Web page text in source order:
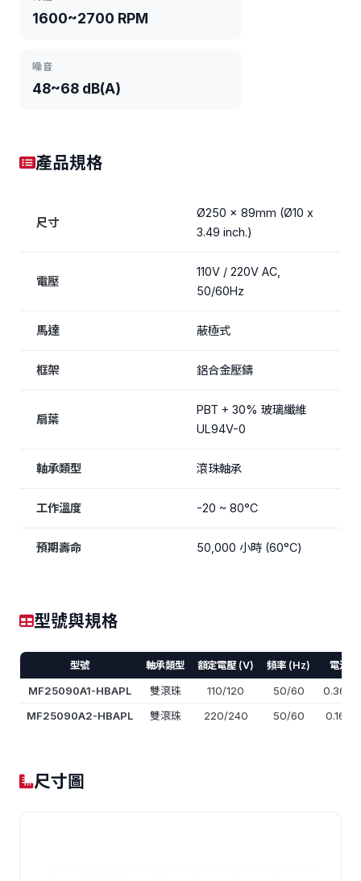
1600~2700 RPM
噪音
48~68 dB(A)
產品規格
尺寸
Ø250 x 89mm (Ø10 x
3.49 inch.)
電壓
110V / 220V AC,
50/60Hz
馬達 蔽極式
框架 鋁合金壓鑄
扇葉
PBT + 30% 玻璃纖維
UL94V-0
軸承類型 滾珠軸承
工作溫度 -20 ~ 80°C
預期壽命 50,000 小時 (60°C)
型號與規格
型號 軸承類型 額定電壓 (V) 頻率 (Hz) 電流
MF25090A1-HBAPL 雙滾珠 110/120 50/60
0.36/
MF25090A2-HBAPL
雙滾珠 220/240 50/60 0.16/
尺寸圖